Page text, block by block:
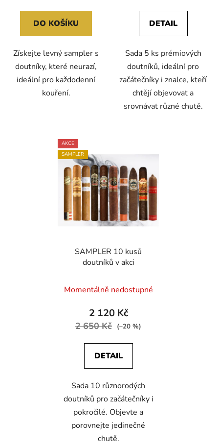
5
DO KOŠÍKU
Získejte levný sampler s
doutníky, které neurazí,
ideální pro každodenní
kouření.
DETAIL
Sada 5 ks prémiových
doutníků, ideální pro
začátečníky i znalce, kteří
chtějí objevovat a
srovnávat různé chutě.
AKCE
SAMPLER
SAMPLER 10 kusů
doutníků v akci
hodnocení
produktu
je
5
Momentálně nedostupné
2 120 Kč
2 650 Kč (–20 %)
DETAIL
Sada 10 různorodých
doutníků pro začátečníky i
pokročilé. Objevte a
porovnejte jedinečné
chutě.